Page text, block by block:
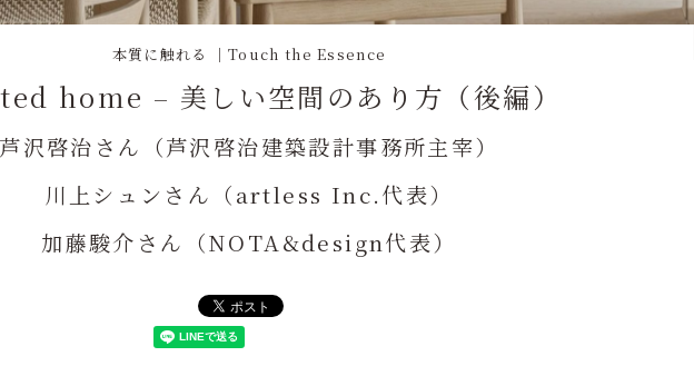
本質に触れる ｜Touch the Essence
home – 美しい空間のあり方（後編）
芦沢啓治さん（芦沢啓治建築設計事務所主宰）
川上シュンさん（artless Inc.代表）
加藤駿介さん（NOTA&design代表）